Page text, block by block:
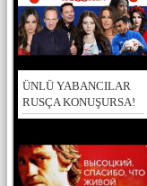
ÜNLÜ YABANCILAR
RUSÇA KONUŞURSA!